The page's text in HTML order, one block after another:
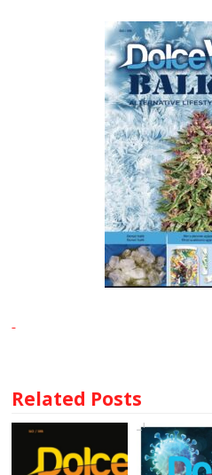
Related Posts